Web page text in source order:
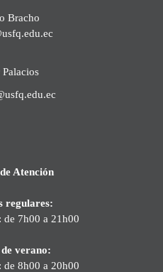
Bracho
Atención
regulares:
de 7h00 a 21h00
verano:
de 8h00 a 20h00